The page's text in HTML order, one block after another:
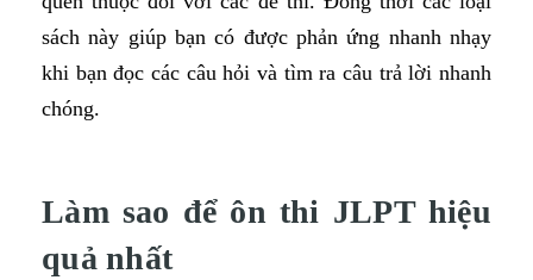
sách này giúp bạn có được phản ứng nhanh nhạy
khi bạn đọc các câu hỏi và tìm ra câu trả lời nhanh
chóng.
Làm sao để ôn thi JLPT hiệu
quả nhất